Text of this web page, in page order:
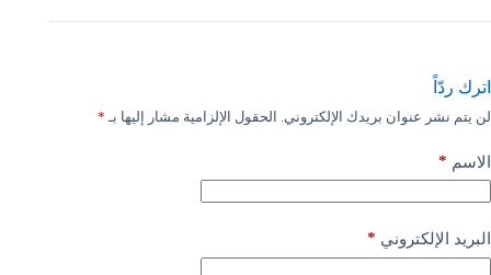
اترك ردّاً
لن يتم نشر عنوان بريدك الإلكتروني. الحقول الإلزامية مشار إليها بـ *
الاسم *
البريد الإلكتروني *